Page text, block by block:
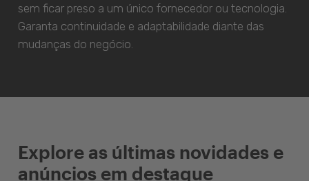
sem ficar preso a um único fornecedor ou tecnologia.
Garanta continuidade e adaptabilidade diante das
mudanças do negócio.
Explore as últimas novidades e
anúncios em destaque